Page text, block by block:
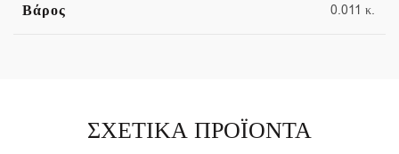
Βάρος 0.011 κ.
ΣΧΕΤΙΚΆ ΠΡΟΪΌΝΤΑ